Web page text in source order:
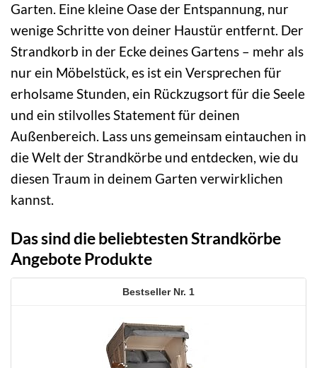
Garten. Eine kleine Oase der Entspannung, nur
wenige Schritte von deiner Haustür entfernt. Der
Strandkorb in der Ecke deines Gartens – mehr als
nur ein Möbelstück, es ist ein Versprechen für
erholsame Stunden, ein Rückzugsort für die Seele
und ein stilvolles Statement für deinen
Außenbereich. Lass uns gemeinsam eintauchen in
die Welt der Strandkörbe und entdecken, wie du
diesen Traum in deinem Garten verwirklichen
kannst.
Das sind die beliebtesten Strandkörbe
Angebote Produkte
1